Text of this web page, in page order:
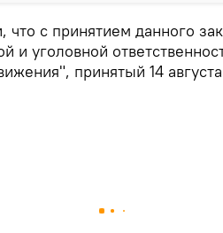
что с принятием данного
и уголовной
принятый 14